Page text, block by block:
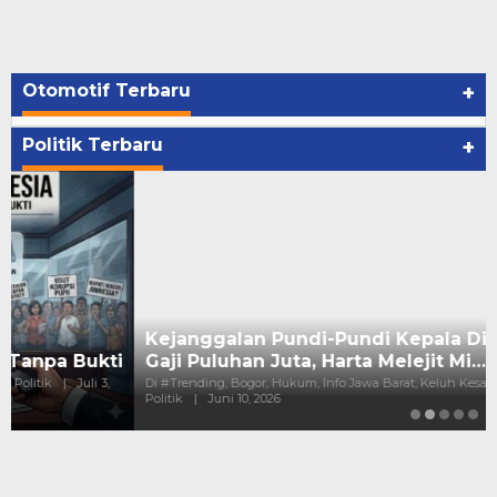
Otomotif Terbaru +
Politik Terbaru +
Kejanggalan Pundi-Pundi Kepala Dinas Bogor :
Gaji Puluhan Juta, Harta Melejit Mi…
Di #Trending, Bogor, Hukum, Info Jawa Barat, Keluh Kesah, News,
Politik
Juni 10, 2026